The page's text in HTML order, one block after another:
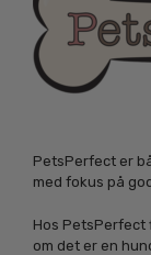
PetsPerfect er
med fokus på
Hos PetsPerfect
om det er en